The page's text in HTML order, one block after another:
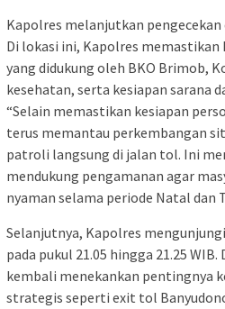
Kapolres melanjutkan pengecekan
Di lokasi ini, Kapolres memastikan
yang didukung oleh BKO Brimob,
kesehatan, serta kesiapan sarana
“Selain memastikan kesiapan
terus memantau perkembangan
patroli langsung di jalan tol. Ini
mendukung pengamanan agar
nyaman selama periode Natal dan
Selanjutnya, Kapolres
pada pukul 21.05 hingga 21.25
kembali menekankan pentingnya
strategis seperti exit tol